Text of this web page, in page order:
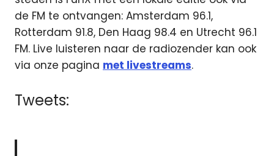
de FM te ontvangen: Amsterdam 96.1,
Rotterdam 91.8, Den Haag 98.4 en Utrecht 96.1
FM. Live luisteren naar de radiozender kan ook
via onze pagina met livestreams.
Tweets: